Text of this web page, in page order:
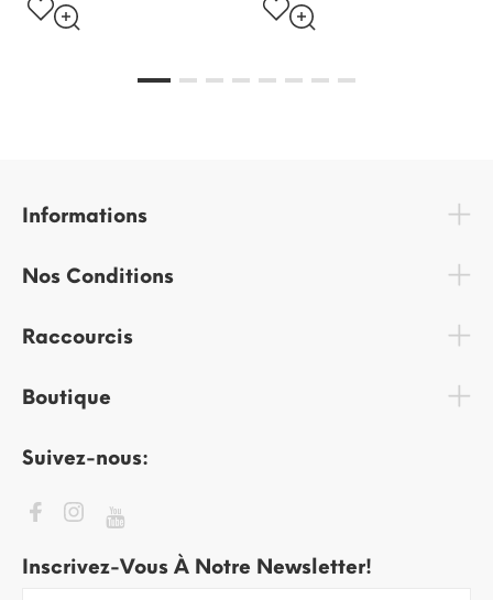
Informations
Nos Conditions
Raccourcis
Boutique
Suivez-nous:
Inscrivez-Vous À Notre Newsletter!